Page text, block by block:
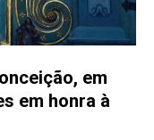
em
em honra à